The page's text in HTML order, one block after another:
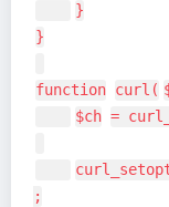
}
}
function curl(
$ch =
;